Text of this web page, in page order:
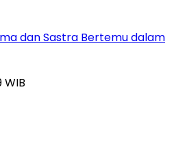
dan Sastra Bertemu dalam
WIB